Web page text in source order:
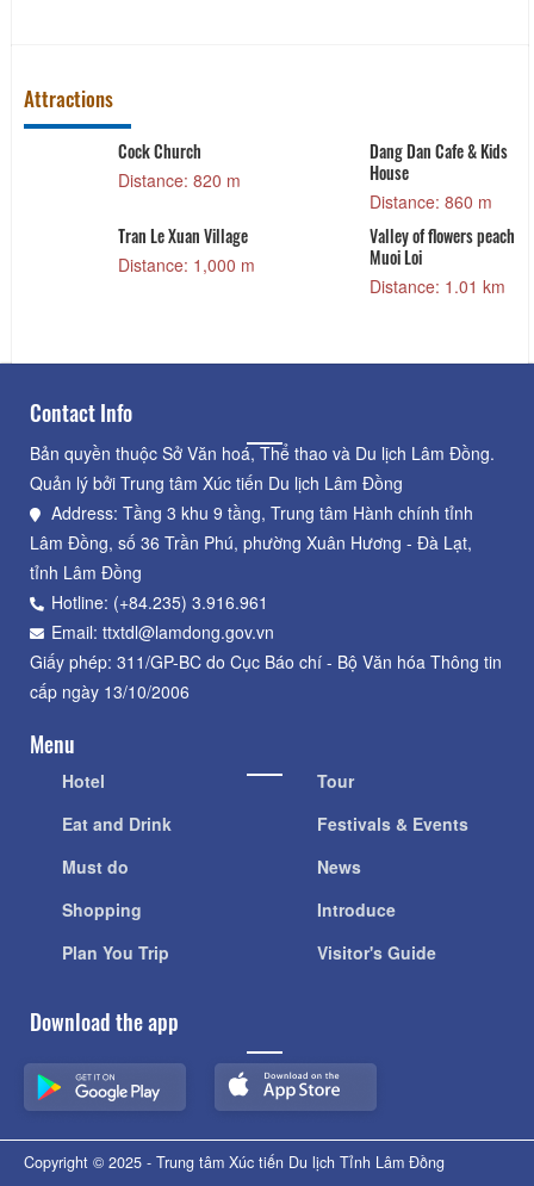
Attractions
Cock Church
Distance: 820 m
Dang Dan Cafe & Kids
House
Distance: 860 m
Tran Le Xuan Village
Distance: 1,000 m
Valley of flowers peach
Muoi Loi
Distance: 1.01 km
Contact Info
Bản quyền thuộc Sở Văn hoá, Thể thao và Du lịch Lâm Đồng.
Quản lý bởi Trung tâm Xúc tiến Du lịch Lâm Đồng
Address: Tầng 3 khu 9 tầng, Trung tâm Hành chính tỉnh
Lâm Đồng, số 36 Trần Phú, phường Xuân Hương - Đà Lạt,
tỉnh Lâm Đồng
Hotline: (+84.235) 3.916.961
Email: ttxtdl@lamdong.gov.vn
Giấy phép: 311/GP-BC do Cục Báo chí - Bộ Văn hóa Thông tin
cấp ngày 13/10/2006
Menu
Hotel
Eat and Drink
Must do
Shopping
Plan You Trip
Tour
Festivals & Events
News
Introduce
Visitor's Guide
Download the app
Copyright © 2025 - Trung tâm Xúc tiến Du lịch Tỉnh Lâm Đồng